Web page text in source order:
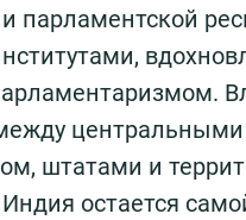
парламентской
центральными
штатами и
остается